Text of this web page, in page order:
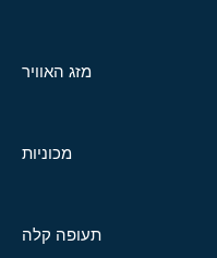
מזג האוויר
מכוניות
תעופה קלה